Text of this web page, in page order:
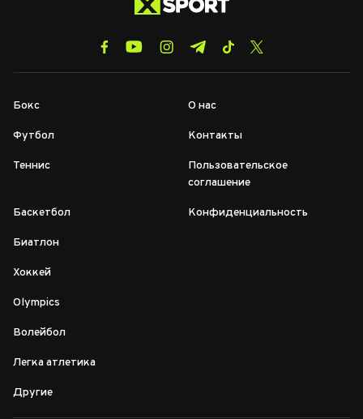
Бокс
Футбол
Теннис
Баскетбол
Биатлон
Хоккей
Olympics
Волейбол
Легка атлетика
Другие
О нас
Контакты
Пользовательское
соглашение
Конфиденциальность